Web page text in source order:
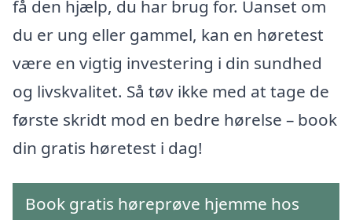
få den hjælp, du har brug for. Uanset om
du er ung eller gammel, kan en høretest
være en vigtig investering i din sundhed
og livskvalitet. Så tøv ikke med at tage de
første skridt mod en bedre hørelse – book
din gratis høretest i dag!
Book gratis høreprøve hjemme hos